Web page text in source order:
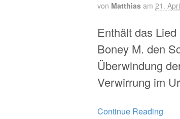
von Matthias am 21.
Enthält das
Boney M. den
Überwindung
Verwirrung im
Continue Reading